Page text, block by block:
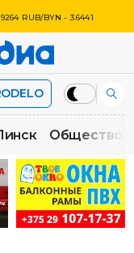
RUB/BYN - 3.6441
Общество